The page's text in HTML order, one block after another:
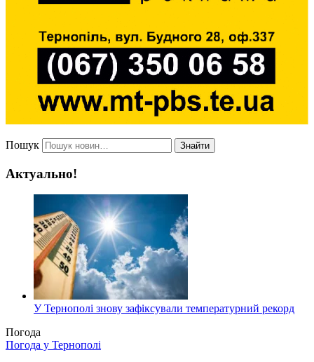
Пошук Знайти
Актуально!
У Тернополі знову зафіксували температурний рекорд
Погода
Погода у Тернополі